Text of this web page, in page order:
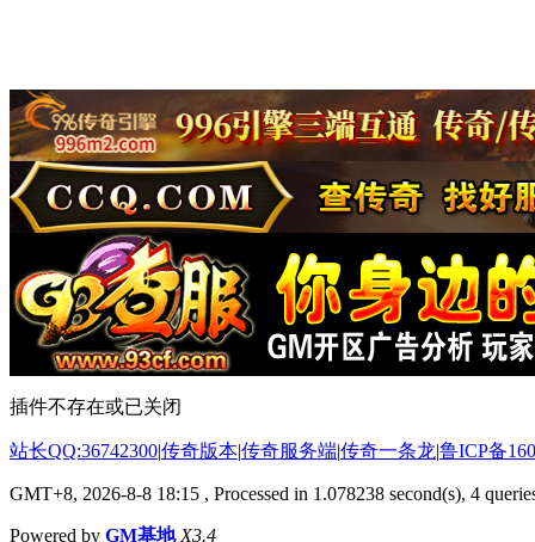
插件不存在或已关闭
站长QQ:36742300|传奇版本|传奇服务端|传奇一条龙|鲁ICP备
GMT+8, 2026-8-8 18:15 , Processed in 1.078238 second(s), 4
Powered by GM基地 X3.4